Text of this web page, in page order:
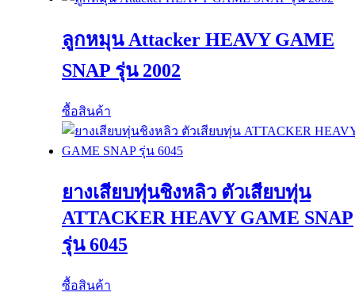
ลูกหมุน Attacker HEAVY GAME
SNAP รุ่น 2002
ซื้อสินค้า
ยางเสียบทุ่นชิงหลิว ตัวเสียบทุ่น
ATTACKER HEAVY GAME SNAP
รุ่น 6045
ซื้อสินค้า